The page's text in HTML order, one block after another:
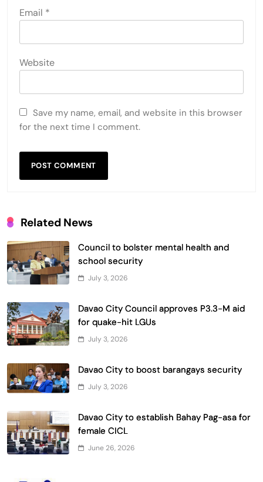
Email *
Website
Save my name, email, and website in this browser
for the next time I comment.
Related News
Council to bolster mental health and
school security
July 3, 2026
Davao City Council approves P3.3-M aid
for quake-hit LGUs
July 3, 2026
Davao City to boost barangays security
July 3, 2026
Davao City to establish Bahay Pag-asa for
female CICL
June 26, 2026